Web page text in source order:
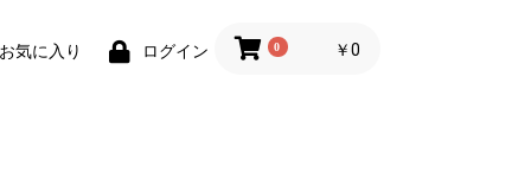
お気に入り ログイン 0 ￥0